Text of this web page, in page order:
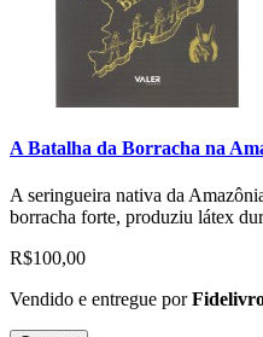
A Batalha da Borracha na
A seringueira nativa da
borracha forte, produziu látex
R$100,00
Vendido e entregue por